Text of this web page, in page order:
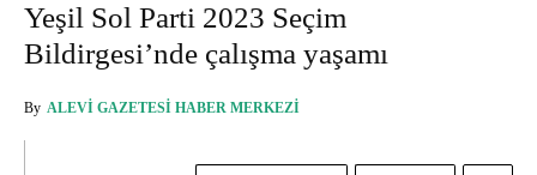
Yeşil Sol Parti 2023 Seçim
Bildirgesi’nde çalışma yaşamı
By ALEVI GAZETESI HABER MERKEZI